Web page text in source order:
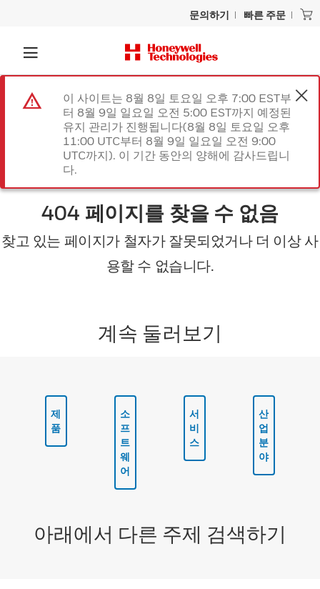
문의하기 빠른 주문
이 사이트는 8월 8일 토요일 오후 7:00 EST부
터 8월 9일 일요일 오전 5:00 EST까지 예정된
유지 관리가 진행됩니다(8월 8일 토요일 오후
11:00 UTC부터 8월 9일 일요일 오전 9:00
UTC까지). 이 기간 동안의 양해에 감사드립니
다.
404 페이지를 찾을 수 없음
찾고 있는 페이지가 철자가 잘못되었거나 더 이상 사
용할 수 없습니다.
계속 둘러보기
제
품
소
프
트
웨
어
서
비
스
산
업
분
야
아래에서 다른 주제 검색하기